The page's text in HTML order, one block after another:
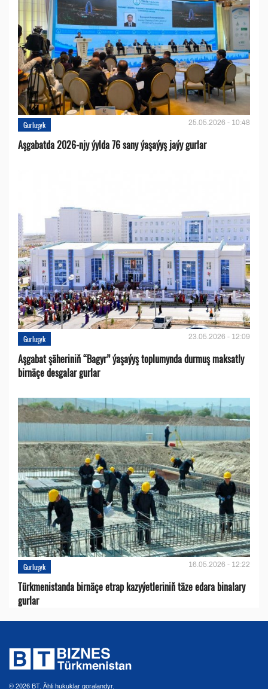
Gurluşyk 25.05.2026 - 10:48
Aşgabatda 2026-njy ýylda 76 sany ýaşaýyş jaýy gurlar
Gurluşyk 23.05.2026 - 12:09
Aşgabat şäheriniň “Bagyr” ýaşaýyş toplumynda durmuş maksatly
birnäçe desgalar gurlar
Gurluşyk 16.05.2026 - 12:22
Türkmenistanda birnäçe etrap kazyýetleriniň täze edara binalary
gurlar
© 2026 BT. Ähli hukuklar goralandyr.